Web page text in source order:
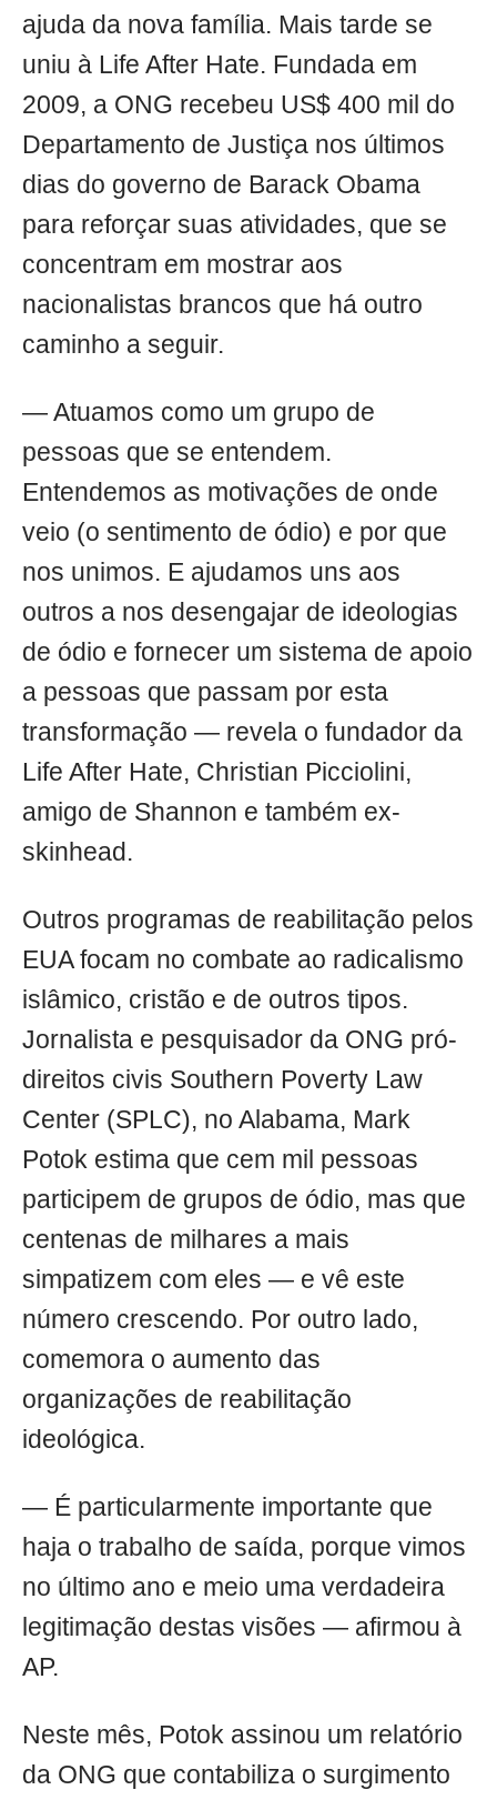
ajuda da nova família. Mais tarde se
uniu à Life After Hate. Fundada em
2009, a ONG recebeu US$ 400 mil do
Departamento de Justiça nos últimos
dias do governo de Barack Obama
para reforçar suas atividades, que se
concentram em mostrar aos
nacionalistas brancos que há outro
caminho a seguir.
— Atuamos como um grupo de
pessoas que se entendem.
Entendemos as motivações de onde
veio (o sentimento de ódio) e por que
nos unimos. E ajudamos uns aos
outros a nos desengajar de ideologias
de ódio e fornecer um sistema de apoio
a pessoas que passam por esta
transformação — revela o fundador da
Life After Hate, Christian Picciolini,
amigo de Shannon e também ex-
skinhead.
Outros programas de reabilitação pelos
EUA focam no combate ao radicalismo
islâmico, cristão e de outros tipos.
Jornalista e pesquisador da ONG pró-
direitos civis Southern Poverty Law
Center (SPLC), no Alabama, Mark
Potok estima que cem mil pessoas
participem de grupos de ódio, mas que
centenas de milhares a mais
simpatizem com eles — e vê este
número crescendo. Por outro lado,
comemora o aumento das
organizações de reabilitação
ideológica.
— É particularmente importante que
haja o trabalho de saída, porque vimos
no último ano e meio uma verdadeira
legitimação destas visões — afirmou à
AP.
Neste mês, Potok assinou um relatório
da ONG que contabiliza o surgimento